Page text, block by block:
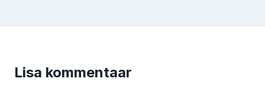
Lisa kommentaar